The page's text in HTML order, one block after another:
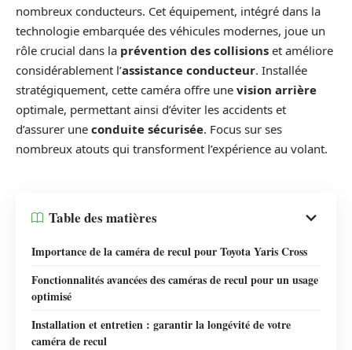
nombreux conducteurs. Cet équipement, intégré dans la
technologie embarquée des véhicules modernes, joue un
rôle crucial dans la prévention des collisions et améliore
considérablement l’assistance conducteur. Installée
stratégiquement, cette caméra offre une vision arrière
optimale, permettant ainsi d’éviter les accidents et
d’assurer une conduite sécurisée. Focus sur ses
nombreux atouts qui transforment l’expérience au volant.
Table des matières
Importance de la caméra de recul pour Toyota Yaris Cross
Fonctionnalités avancées des caméras de recul pour un usage
optimisé
Installation et entretien : garantir la longévité de votre
caméra de recul